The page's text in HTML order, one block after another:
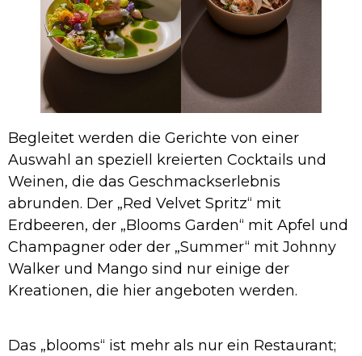
Begleitet werden die Gerichte von einer
Auswahl an speziell kreierten Cocktails und
Weinen, die das Geschmackserlebnis
abrunden. Der „Red Velvet Spritz“ mit
Erdbeeren, der „Blooms Garden“ mit Apfel und
Champagner oder der „Summer“ mit Johnny
Walker und Mango sind nur einige der
Kreationen, die hier angeboten werden.
Das „blooms“ ist mehr als nur ein Restaurant;